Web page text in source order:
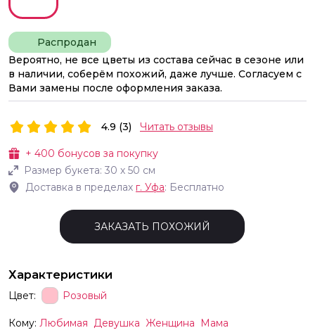
Распродан
Вероятно, не все цветы из состава сейчас в сезоне или
в наличии, соберём похожий, даже лучше. Согласуем с
Вами замены после оформления заказа.
+ 400 бонусов за покупку
Размер букета: 30 х 50 см
Доставка в пределах г. Уфа: Бесплатно
4.9 (3) Читать отзывы
ЗАКАЗАТЬ ПОХОЖИЙ
Характеристики
Цвет: Розовый
Кому: Любимая Девушка Женщина
Мама